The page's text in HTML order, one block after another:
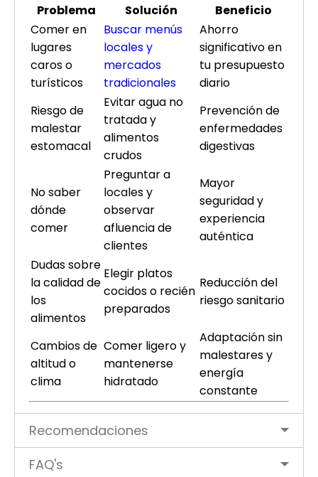
Problema Solución
Beneficio
Comer en
lugares
caros o
turísticos
Buscar menús
locales y
mercados
tradicionales
Ahorro
significativo en
tu presupuesto
diario
Riesgo de
malestar
estomacal
Evitar agua no
tratada y
alimentos
crudos
Prevención de
enfermedades
digestivas
No saber
dónde
comer
Preguntar a
locales y
observar
afluencia de
clientes
Mayor
seguridad y
experiencia
auténtica
Dudas sobre
la calidad de
los
alimentos
Elegir platos
cocidos o recién
preparados
Reducción del
riesgo sanitario
Cambios de
altitud o
clima
Comer ligero y
mantenerse
hidratado
Adaptación sin
malestares y
energía
constante
Recomendaciones
FAQ's